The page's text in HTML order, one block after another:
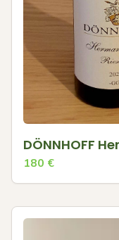
DÖNNHOFF
180 €